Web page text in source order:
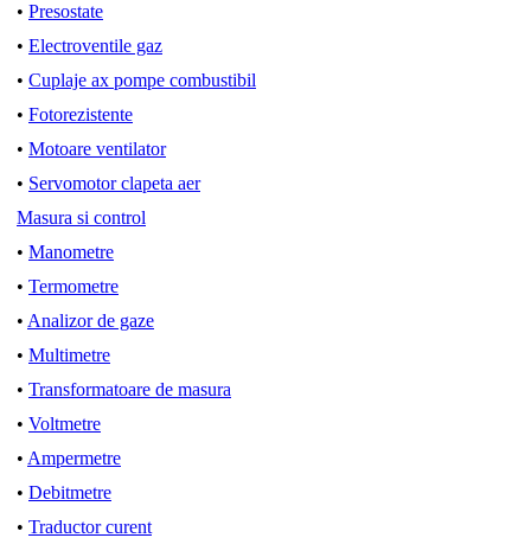
• Presostate
• Electroventile gaz
• Cuplaje ax pompe combustibil
• Fotorezistente
• Motoare ventilator
• Servomotor clapeta aer
Masura si control
• Manometre
• Termometre
• Analizor de gaze
• Multimetre
• Transformatoare de masura
• Voltmetre
• Ampermetre
• Debitmetre
• Traductor curent